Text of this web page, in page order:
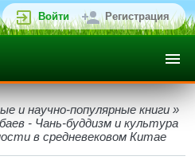
Войти Регистрация
и научно-популярные книги »
- Чань-буддизм и культура
в средневековом Китае